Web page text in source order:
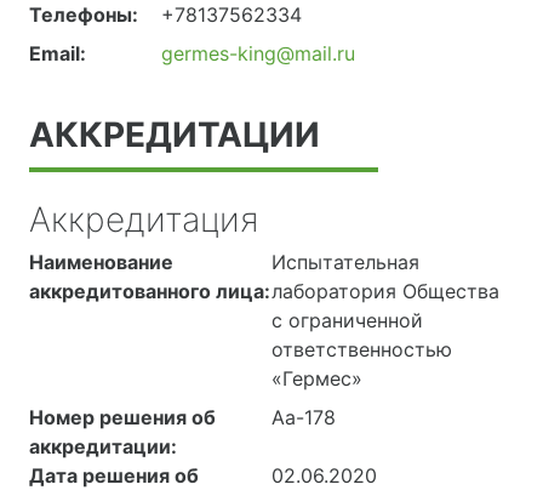
Телефоны:
+78137562334
Email:
germes-king@mail.ru
АККРЕДИТАЦИИ
Аккредитация
Наименование
аккредитованного лица:
Испытательная
лаборатория Общества
с ограниченной
ответственностью
«Гермес»
Номер решения об
аккредитации:
Аа-178
Дата решения об
02.06.2020